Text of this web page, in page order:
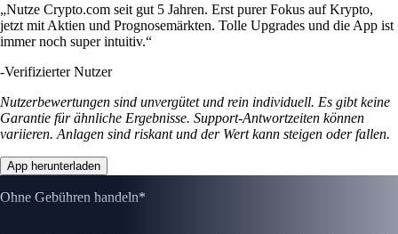
„Nutze Crypto.com seit gut 5 Jahren. Erst purer Fokus auf Krypto,
jetzt mit Aktien und Prognosemärkten. Tolle Upgrades und die App ist
immer noch super intuitiv.“
-Verifizierter Nutzer
Nutzerbewertungen sind unvergütet und rein individuell. Es gibt keine
Garantie für ähnliche Ergebnisse. Support-Antwortzeiten können
variieren. Anlagen sind riskant und der Wert kann steigen oder fallen.
App herunterladen
Ohne Gebühren handeln*